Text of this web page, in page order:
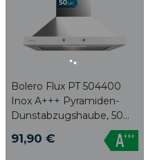
Handbewegungssteuerung,
Booster-Funktion,
waschbare Filter, inklusive
optionaler Kohlefilter für
Umluftbetrieb.
Bolero Flux PT 504400
Inox A+++ Pyramiden-
Dunstabzugshaube, 50
Saugleistung, Klasse
91,90 €